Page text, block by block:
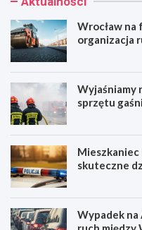
Wrocław na
organizacja
Wyjaśniamy
sprzętu
Mieszkaniec
skuteczne
Wypadek na